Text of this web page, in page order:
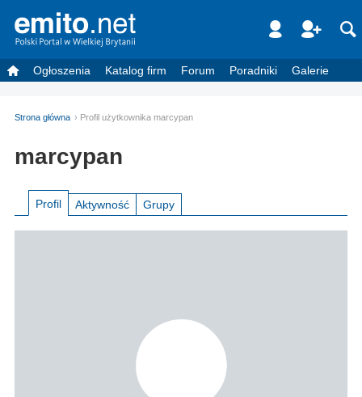
Ogłoszenia Katalog firm Forum Poradniki Galerie
Strona główna Profil użytkownika marcypan
marcypan
Profil Aktywność Grupy